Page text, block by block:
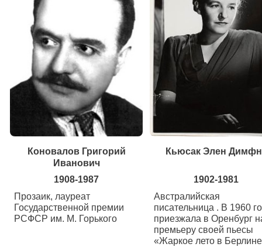
Коновалов Григорий
Иванович
1908-1987
Прозаик, лауреат
Государственной премии
РСФСР им. М. Горького
Кьюсак Элен
1902-1981
Австралийская
писательница . В 1960
приезжала в Оренбург
премьеру своей пьесы
«Жаркое лето в